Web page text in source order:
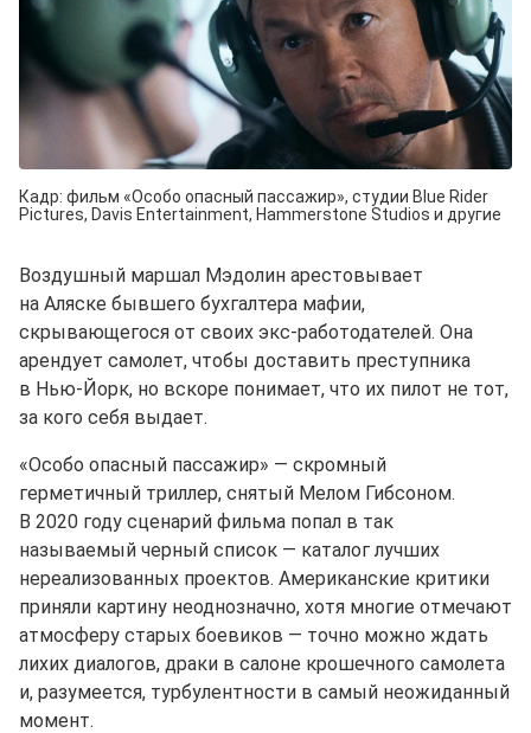
Кадр: фильм «Особо опасный пассажир», студии Blue Rider
Pictures, Davis Entertainment, Hammerstone Studios и другие
Воздушный маршал Мэдолин арестовывает
на Аляске бывшего бухгалтера мафии,
скрывающегося от своих экс⁠-⁠работодателей. Она
арендует самолет, чтобы доставить преступника
в Нью⁠-⁠Йорк, но вскоре понимает, что их пилот не тот,
за кого себя выдает.
«Особо опасный пассажир» — скромный
герметичный триллер, снятый Мелом Гибсоном.
В 2020 году сценарий фильма попал в так
называемый черный список — каталог лучших
нереализованных проектов. Американские критики
приняли картину неоднозначно, хотя многие отмечают
атмосферу старых боевиков — точно можно ждать
лихих диалогов, драки в салоне крошечного самолета
и, разумеется, турбулентности в самый неожиданный
момент.